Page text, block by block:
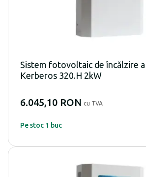
Sistem fotovoltaic de încălzire
Kerberos 320.H 2kW
6.045,10 RON cu TVA
Pe stoc 1 buc